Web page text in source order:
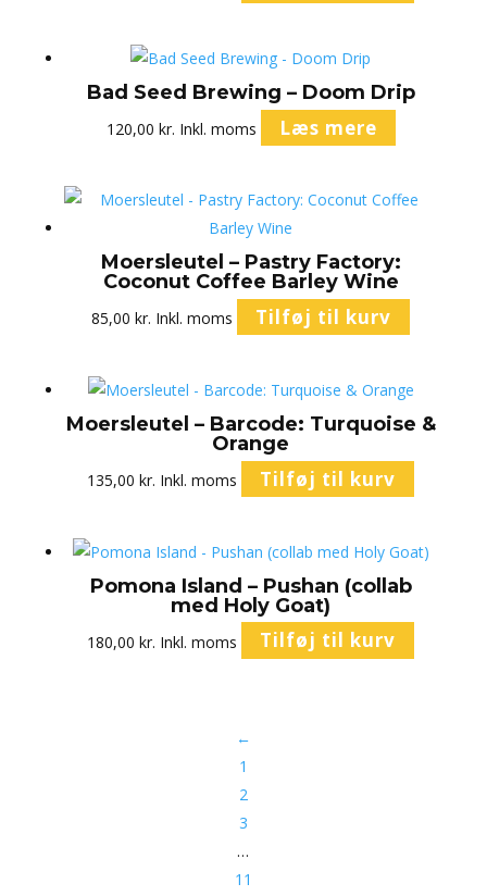
Bad Seed Brewing – Doom Drip
120,00 kr. Inkl. moms Læs mere
Moersleutel – Pastry Factory:
Coconut Coffee Barley Wine
85,00kr. Inkl. moms Tilføj til kurv
Moersleutel – Barcode: Turquoise &
Orange
135,00kr. Inkl. moms Tilføj til kurv
Pomona Island – Pushan (collab
med Holy Goat)
180,00kr. Inkl. moms Tilføj til kurv
←
1
2
3
…
11